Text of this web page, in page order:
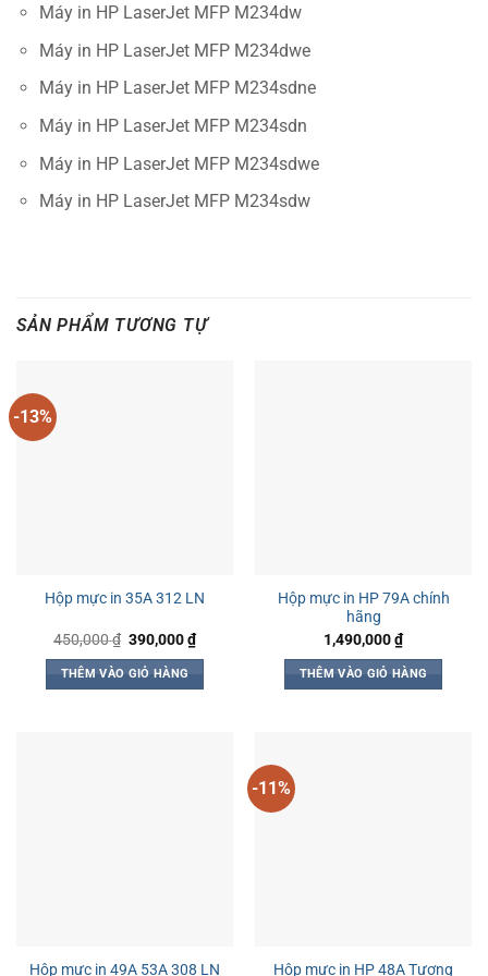
Máy in HP LaserJet MFP M234dw
Máy in HP LaserJet MFP M234dwe
Máy in HP LaserJet MFP M234sdne
Máy in HP LaserJet MFP M234sdn
Máy in HP LaserJet MFP M234sdwe
Máy in HP LaserJet MFP M234sdw
SẢN PHẨM TƯƠNG TỰ
-13%
Hộp mực in 35A 312 LN
450,000₫ Giá
là:
450,000 ₫.
390,000₫Giá
hiện
390,000 ₫.
THÊM VÀO GIỎ HÀNG
Hộp mực in HP 79A chính
hãng
1,490,000₫
THÊM VÀO GIỎ HÀNG
Hộp mực in 49A 53A 308 LN
-11%
Hộp mực in HP 48A Tương